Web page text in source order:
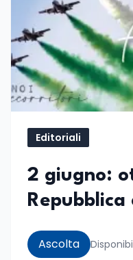
Editoriali
2 giugno:
Ascolta